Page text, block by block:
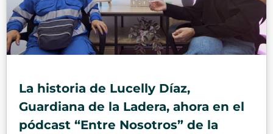
La historia de Lucelly Díaz,
Guardiana de la Ladera, ahora en el
pódcast “Entre Nosotros” de la